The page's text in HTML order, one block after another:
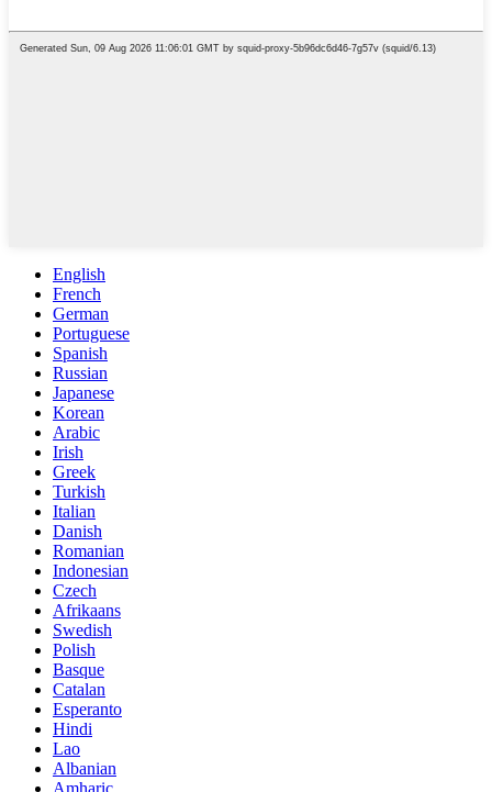
English
French
German
Portuguese
Spanish
Russian
Japanese
Korean
Arabic
Irish
Greek
Turkish
Italian
Danish
Romanian
Indonesian
Czech
Afrikaans
Swedish
Polish
Basque
Catalan
Esperanto
Hindi
Lao
Albanian
Amharic